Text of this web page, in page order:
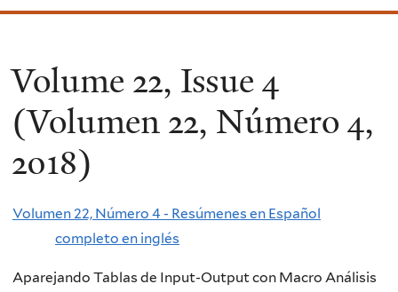
Volume 22, Issue 4
(Volumen 22, Número 4,
2018)
Volumen 22, Número 4 - Resúmenes en Español
completo en inglés
Aparejando Tablas de Input-Output con Macro Análisis